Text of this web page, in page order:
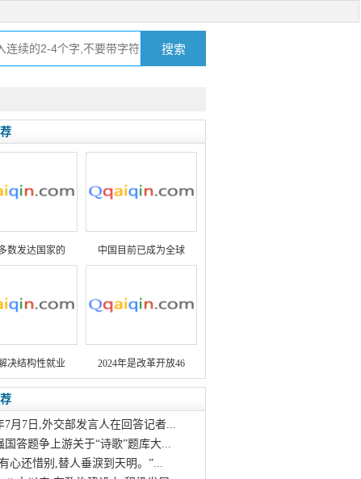
数发达国家的 中国目前已成为全球
决结构性就业 2024年是改革开放46
7月7日,外交部发言人在回答记者...
国答题争上游关于“诗歌”题库大...
心还惜别,替人垂淚到天明。”...